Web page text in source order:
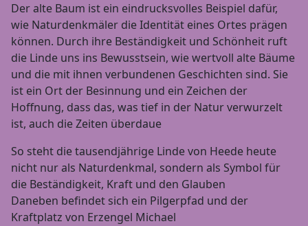
Der alte Baum ist ein eindrucksvolles Beispiel dafür,
wie Naturdenkmäler die Identität eines Ortes prägen
können. Durch ihre Beständigkeit und Schönheit ruft
die Linde uns ins Bewusstsein, wie wertvoll alte Bäume
und die mit ihnen verbundenen Geschichten sind. Sie
ist ein Ort der Besinnung und ein Zeichen der
Hoffnung, dass das, was tief in der Natur verwurzelt
ist, auch die Zeiten überdaue
So steht die tausendjährige Linde von Heede heute
nicht nur als Naturdenkmal, sondern als Symbol für
die Beständigkeit, Kraft und den Glauben
Daneben befindet sich ein Pilgerpfad und der
Kraftplatz von Erzengel Michael